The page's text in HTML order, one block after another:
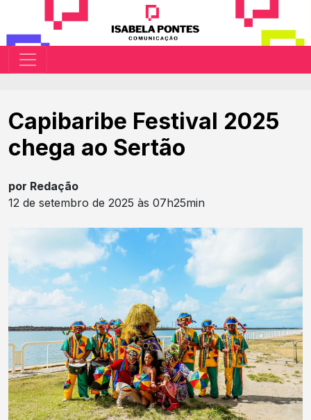
Capibaribe Festival 2025
chega ao Sertão
por Redação
12 de setembro de 2025 às 07h25min